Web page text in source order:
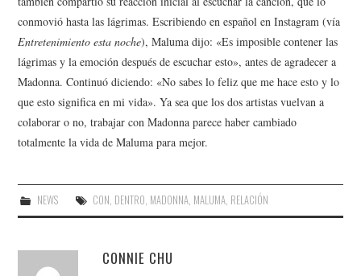
conmovió hasta las lágrimas. Escribiendo en español en Instagram (vía
Entretenimiento esta noche), Maluma dijo: «Es imposible contener las
lágrimas y la emoción después de escuchar esto», antes de agradecer a
Madonna. Continuó diciendo: «No sabes lo feliz que me hace esto y lo
que esto significa en mi vida». Ya sea que los dos artistas vuelvan a
colaborar o no, trabajar con Madonna parece haber cambiado
totalmente la vida de Maluma para mejor.
NEWS CON, DENTRO, MADONNA, MALUMA, RELACIÓN
CONNIE CHU